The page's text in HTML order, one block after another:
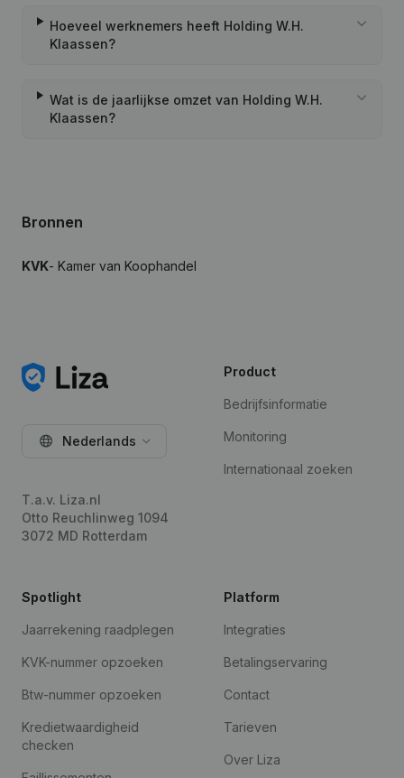
Hoeveel werknemers heeft Holding W.H.
Klaassen?
Wat is de jaarlijkse omzet van Holding W.H.
Klaassen?
Bronnen
KVK- Kamer van Koophandel
Nederlands
T.a.v. Liza.nl
Otto Reuchlinweg 1094
3072 MD Rotterdam
Product
Bedrijfsinformatie
Monitoring
Internationaal zoeken
Spotlight
Jaarrekening raadplegen
KVK-nummer opzoeken
Btw-nummer opzoeken
Kredietwaardigheid
checken
Platform
Integraties
Betalingservaring
Contact
Tarieven
Over Liza